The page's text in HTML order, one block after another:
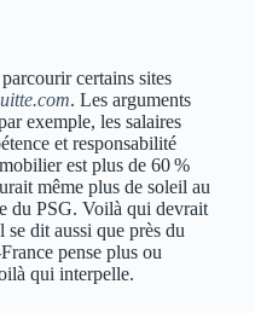
certains sites
. Les arguments
exemple, les salaires
et responsabilité
est plus de 60 %
même plus de soleil au
du PSG. Voilà qui devrait
dit aussi que près du
pense plus ou
qui interpelle.